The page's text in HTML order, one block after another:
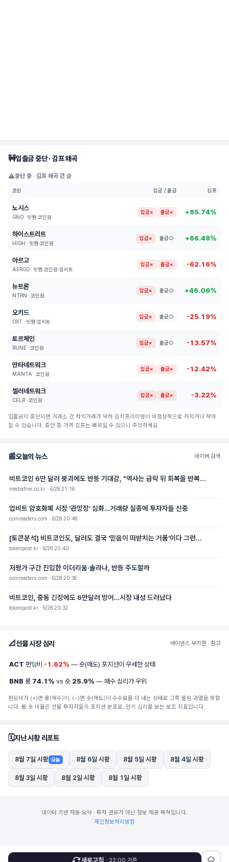
🚧입출금 중단 · 김프 왜곡
⚠️중단 중 · 김프 왜곡 큰 순
코인 입금 / 출금 김프
노시스
GNO · 빗썸·코인원
입금× 출금× +85.74%
하이스트리트
HIGH · 빗썸·코인원
입금× 출금○ +66.48%
아르고
AERGO · 빗썸·코인원·업비트
입금× 출금× -62.16%
뉴트론
NTRN · 코인원
입금× 출금○ +46.06%
오키드
OXT · 빗썸·업비트
입금× 출금○ -25.19%
토르체인
RUNE · 코인원
입금× 출금○ -13.57%
만타네트워크
MANTA · 코인원
입금× 출금× -12.42%
셀러네트워크
CELR · 코인원
입금× 출금× -3.22%
입출금이 중단되면 거래소 간 차익거래가 막혀 김치프리미엄이 비정상적으로 커지거나 작아
질 수 있습니다. 중단 중 가격·김프는 왜곡일 수 있으니 주의하세요.
📰오늘의 뉴스 네이버 검색
비트코인 6만 달러 붕괴에도 반등 기대감, "역사는 급락 뒤 회복을 반복...
mediafine.co.kr · 6/28 21:16
업비트 암호화폐 시장 '관망장' 심화…거래량 실종에 투자자들 신중
coinreaders.com · 6/28 20:46
[토큰분석] 비트코인도, 달러도 결국 '믿음이 떠받치는 거품'이다 그런...
tokenpost.kr · 6/28 20:40
저평가 구간 진입한 이더리움·솔라나, 반등 주도할까
coinreaders.com · 6/28 20:36
비트코인, 중동 긴장에도 6만달러 방어…시장 내성 드러났다
tokenpost.kr · 6/28 20:32
📐선물 시장 심리 바이낸스 무기한 · 참고
ACT 펀딩비 -1.62% — 숏(매도) 포지션이 우세한 상태
BNB 롱 74.1% vs 숏 25.9% — 매수 심리가 우위
펀딩비가 (+)면 롱(매수)이, (−)면 숏(매도)이 수수료를 더 내는 상태로 그쪽 쏠림·과열을 뜻합
니다. 롱·숏 비율은 선물 투자자들의 포지션 분포로, 단기 심리를 보는 보조 지표입니다.
🗓️지난 시황 리포트
8월 7일 시황 오늘 8월 6일 시황 8월 5일 시황 8월 4일 시황
8월 3일 시황 8월 2일 시황 8월 1일 시황
데이터 기반 자동 요약 · 투자 권유가 아닌 정보 제공 목적입니다.
개인정보처리방침
새로고침 · 22:00 기준